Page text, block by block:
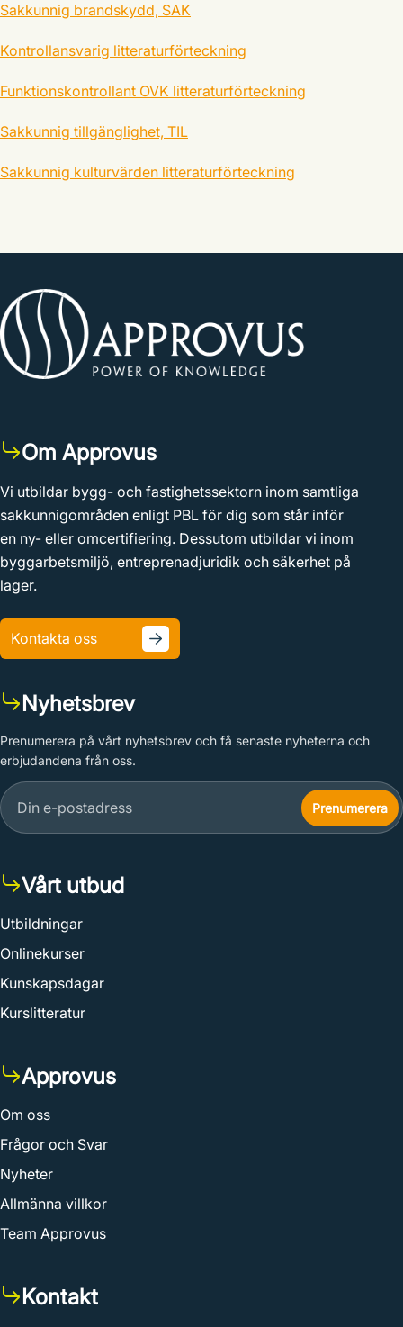
Sakkunnig brandskydd, SAK
Kontrollansvarig litteraturförteckning
Funktionskontrollant OVK litteraturförteckning
Sakkunnig tillgänglighet, TIL
Sakkunnig kulturvärden litteraturförteckning
Om Approvus
Vi utbildar bygg- och fastighetssektorn inom samtliga
sakkunnigområden enligt PBL för dig som står inför
en ny- eller omcertifiering. Dessutom utbildar vi inom
byggarbetsmiljö, entreprenadjuridik och säkerhet på
lager.
Kontakta oss
Nyhetsbrev
Prenumerera på vårt nyhetsbrev och få senaste nyheterna och
erbjudandena från oss.
Vårt utbud
Utbildningar
Onlinekurser
Kunskapsdagar
Kurslitteratur
Approvus
Om oss
Frågor och Svar
Nyheter
Allmänna villkor
Team Approvus
Kontakt